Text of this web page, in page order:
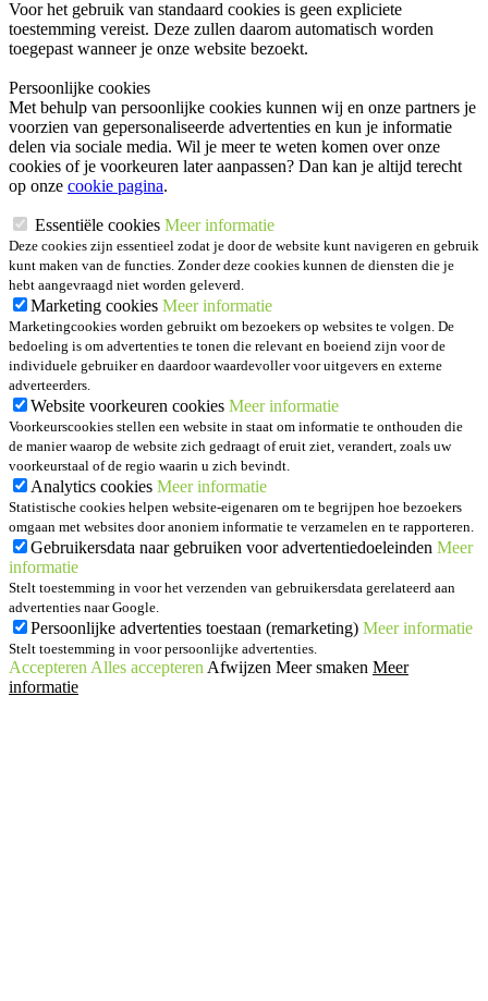
Voor het gebruik van standaard cookies is geen expliciete
toestemming vereist. Deze zullen daarom automatisch worden
toegepast wanneer je onze website bezoekt.
Persoonlijke cookies
Met behulp van persoonlijke cookies kunnen wij en onze partners je
voorzien van gepersonaliseerde advertenties en kun je informatie
delen via sociale media. Wil je meer te weten komen over onze
cookies of je voorkeuren later aanpassen? Dan kan je altijd terecht
op onze cookie pagina.
Essentiële cookies Meer informatie
Deze cookies zijn essentieel zodat je door de website kunt navigeren en gebruik
kunt maken van de functies. Zonder deze cookies kunnen de diensten die je
hebt aangevraagd niet worden geleverd.
Marketing cookies Meer informatie
Marketingcookies worden gebruikt om bezoekers op websites te volgen. De
bedoeling is om advertenties te tonen die relevant en boeiend zijn voor de
individuele gebruiker en daardoor waardevoller voor uitgevers en externe
adverteerders.
Website voorkeuren cookies Meer informatie
Voorkeurscookies stellen een website in staat om informatie te onthouden die
de manier waarop de website zich gedraagt of eruit ziet, verandert, zoals uw
voorkeurstaal of de regio waarin u zich bevindt.
Analytics cookies Meer informatie
Statistische cookies helpen website-eigenaren om te begrijpen hoe bezoekers
omgaan met websites door anoniem informatie te verzamelen en te rapporteren.
Gebruikersdata naar gebruiken voor advertentiedoeleinden Meer
informatie
Stelt toestemming in voor het verzenden van gebruikersdata gerelateerd aan
advertenties naar Google.
Persoonlijke advertenties toestaan (remarketing) Meer informatie
Stelt toestemming in voor persoonlijke advertenties.
Accepteren Alles accepteren Afwijzen Meer smaken Meer
informatie